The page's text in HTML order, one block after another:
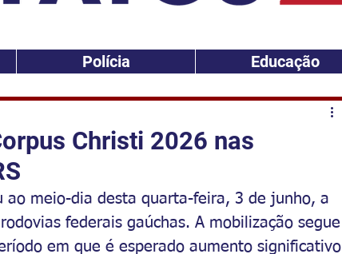
Polícia Educação
Christi 2026 nas
ao meio-dia desta quarta-feira, 3 de junho, a
federais gaúchas. A mobilização segue
em que é esperado aumento significativo